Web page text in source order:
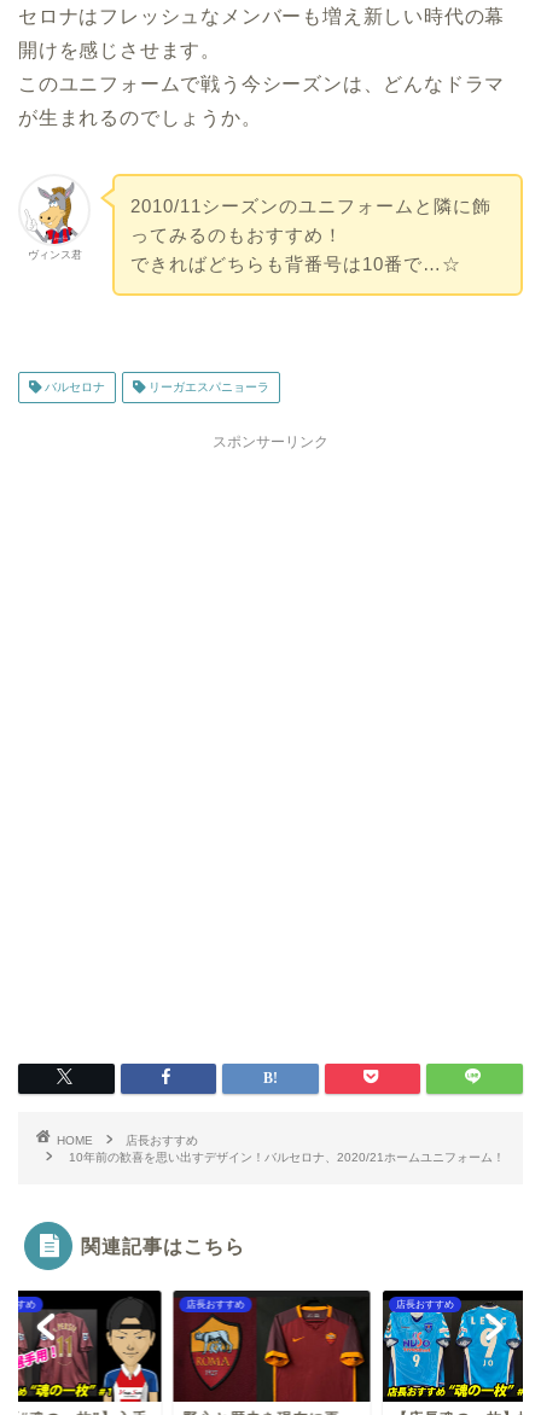
セロナはフレッシュなメンバーも増え新しい時代の幕
開けを感じさせます。
このユニフォームで戦う今シーズンは、どんなドラマ
が生まれるのでしょうか。
ヴィンス君
2010/11シーズンのユニフォームと隣に飾
ってみるのもおすすめ！
できればどちらも背番号は10番で…☆
バルセロナ リーガエスパニョーラ
スポンサーリンク
HOME
店長おすすめ
10年前の歓喜を思い出すデザイン！バルセロナ、2020/21ホームユニフォーム！
関連記事はこちら
すすめ 店長おすすめ 店長おすすめ